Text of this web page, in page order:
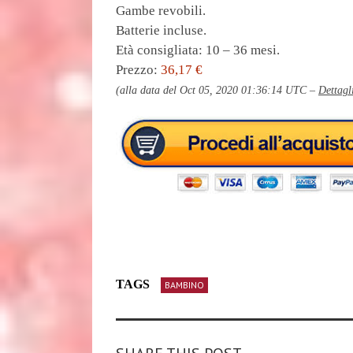
Gambe revobili.
Batterie incluse.
Età consigliata: 10 – 36 mesi.
Prezzo: 36,17 €
(alla data del Oct 05, 2020 01:36:14 UTC –
TAGS BAMBINO